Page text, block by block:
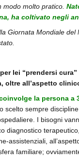
modo molto pratico.
ha coltivato negli
Giornata Mondiale del
lei “prendersi
oltre all’aspetto
la persona a
scelto sempre
I bisogni
diagnostico
assistenziali,
familiare;